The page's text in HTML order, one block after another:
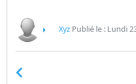
XyzPublié le : Lundi